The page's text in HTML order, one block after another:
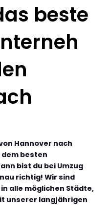
beste
Hannover nach
besten
bist du bei Umzug
richtig! Wir sind
alle möglichen Städte,
unserer langjährigen